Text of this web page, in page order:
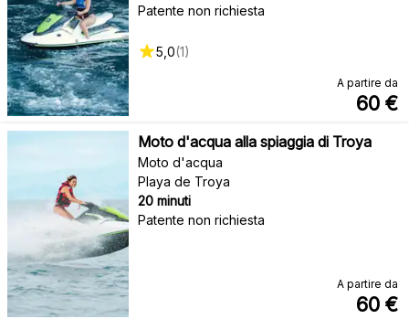
Patente non richiesta
5,0(1)
A partire da
60 €
Moto d'acqua alla spiaggia di Troya
Moto d'acqua
Playa de Troya
20 minuti
Patente non richiesta
A partire da
60 €